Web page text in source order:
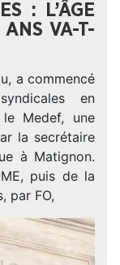
: L’ÂGE
VA-T-
a commencé
en
Medef, une
la secrétaire
à Matignon.
puis de la
par FO,